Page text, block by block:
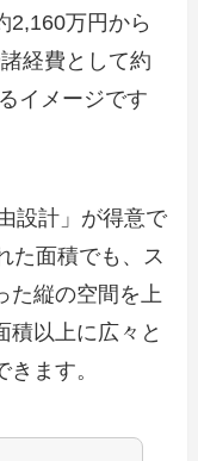
2,160万円から
経費として約
イメージです
設計」が得意で
た面積でも、ス
た縦の空間を上
積以上に広々と
ます。